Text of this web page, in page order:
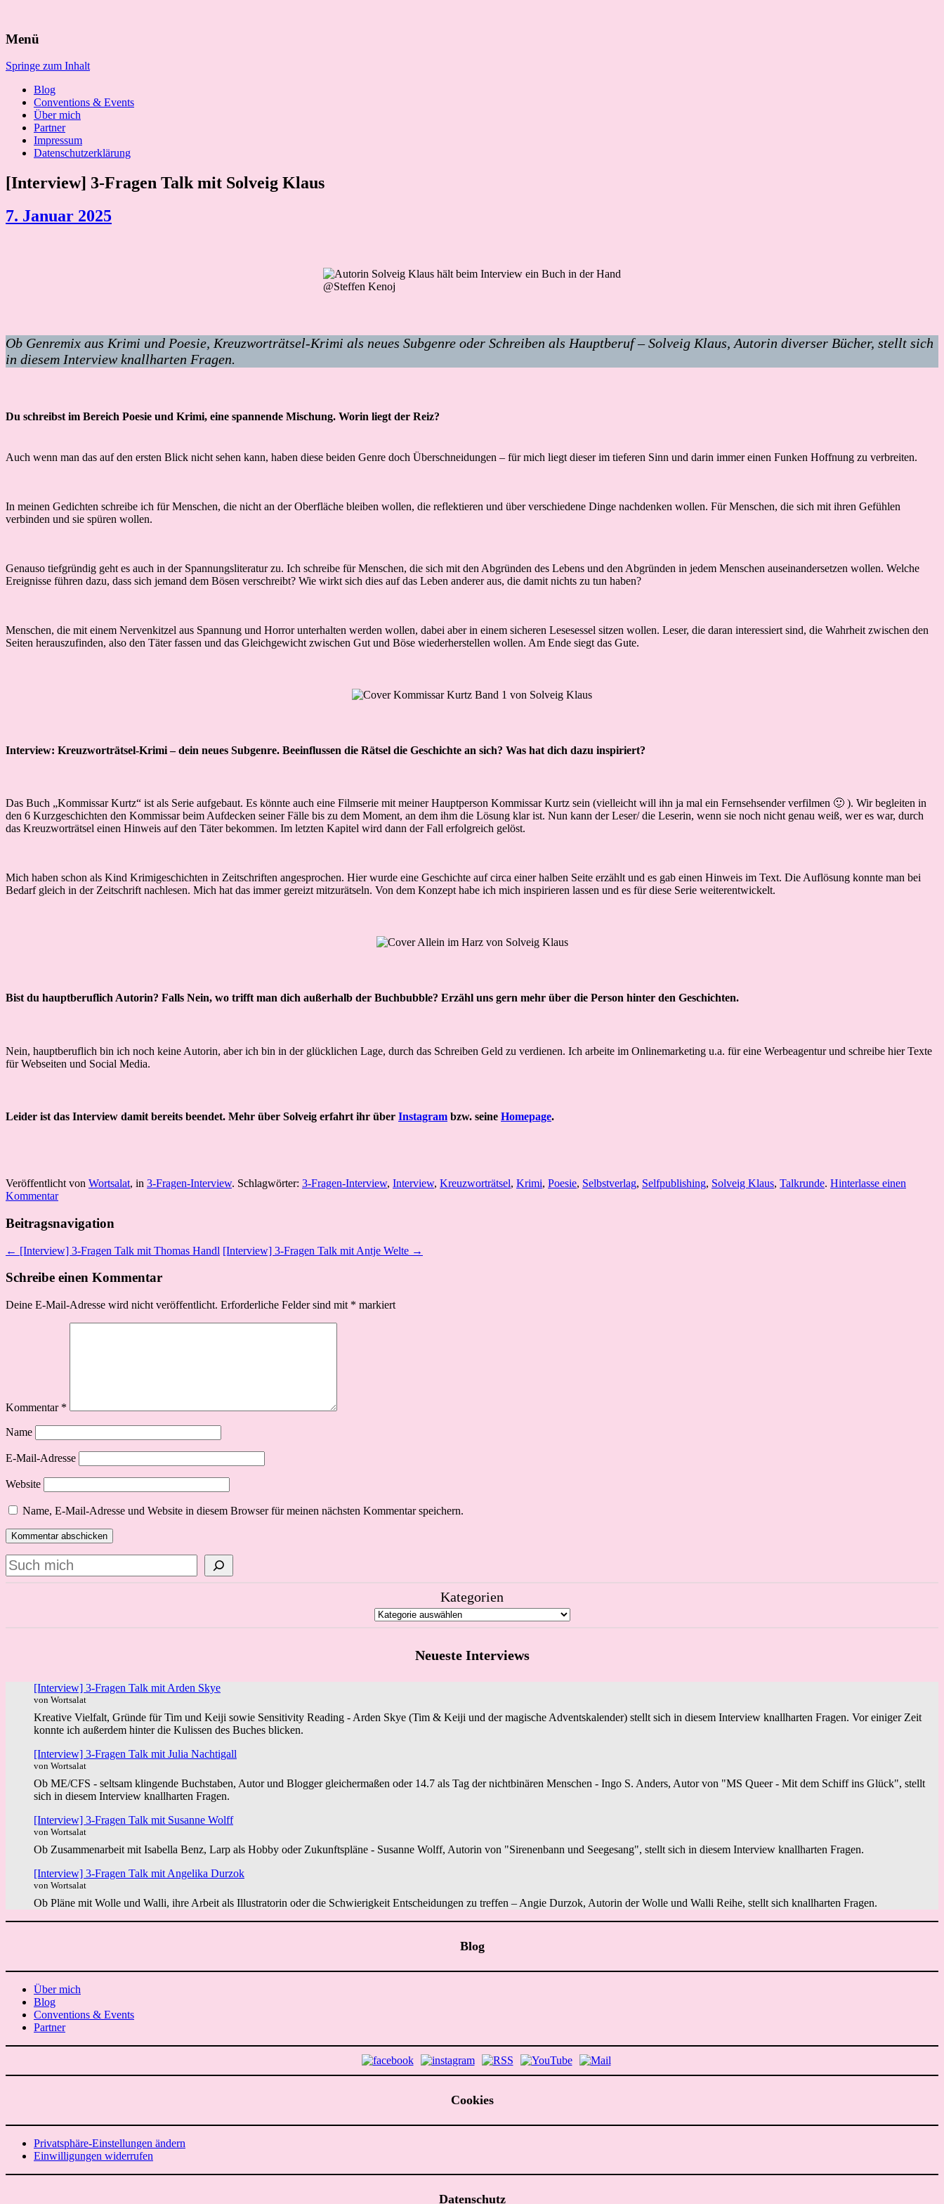
nach:
Menü
Springe zum Inhalt
Blog
Conventions & Events
Über mich
Partner
Impressum
Datenschutzerklärung
[Interview] 3-Fragen Talk mit Solveig Klaus
7. Januar 2025
@Steffen Kenoj
Ob Genremix aus Krimi und Poesie, Kreuzworträtsel-Krimi als neues Subgenre oder Schreiben als Hauptberuf – Solveig Klaus, Autorin diverser Bücher, stellt sich
in diesem Interview knallharten Fragen.
Du schreibst im Bereich Poesie und Krimi, eine spannende Mischung. Worin liegt der Reiz?
Auch wenn man das auf den ersten Blick nicht sehen kann, haben diese beiden Genre doch Überschneidungen – für mich liegt dieser im tieferen Sinn und darin immer einen Funken Hoffnung zu verbreiten.
In meinen Gedichten schreibe ich für Menschen, die nicht an der Oberfläche bleiben wollen, die reflektieren und über verschiedene Dinge nachdenken wollen. Für Menschen, die sich mit ihren Gefühlen
verbinden und sie spüren wollen.
Genauso tiefgründig geht es auch in der Spannungsliteratur zu. Ich schreibe für Menschen, die sich mit den Abgründen des Lebens und den Abgründen in jedem Menschen auseinandersetzen wollen. Welche
Ereignisse führen dazu, dass sich jemand dem Bösen verschreibt? Wie wirkt sich dies auf das Leben anderer aus, die damit nichts zu tun haben?
Menschen, die mit einem Nervenkitzel aus Spannung und Horror unterhalten werden wollen, dabei aber in einem sicheren Lesesessel sitzen wollen. Leser, die daran interessiert sind, die Wahrheit zwischen den
Seiten herauszufinden, also den Täter fassen und das Gleichgewicht zwischen Gut und Böse wiederherstellen wollen. Am Ende siegt das Gute.
Interview: Kreuzworträtsel-Krimi – dein neues Subgenre. Beeinflussen die Rätsel die Geschichte an sich? Was hat dich dazu inspiriert?
Das Buch „Kommissar Kurtz“ ist als Serie aufgebaut. Es könnte auch eine Filmserie mit meiner Hauptperson Kommissar Kurtz sein (vielleicht will ihn ja mal ein Fernsehsender verfilmen 🙂 ). Wir begleiten in
den 6 Kurzgeschichten den Kommissar beim Aufdecken seiner Fälle bis zu dem Moment, an dem ihm die Lösung klar ist. Nun kann der Leser/ die Leserin, wenn sie noch nicht genau weiß, wer es war, durch
das Kreuzworträtsel einen Hinweis auf den Täter bekommen. Im letzten Kapitel wird dann der Fall erfolgreich gelöst.
Mich haben schon als Kind Krimigeschichten in Zeitschriften angesprochen. Hier wurde eine Geschichte auf circa einer halben Seite erzählt und es gab einen Hinweis im Text. Die Auflösung konnte man bei
Bedarf gleich in der Zeitschrift nachlesen. Mich hat das immer gereizt mitzurätseln. Von dem Konzept habe ich mich inspirieren lassen und es für diese Serie weiterentwickelt.
Bist du hauptberuflich Autorin? Falls Nein, wo trifft man dich außerhalb der Buchbubble? Erzähl uns gern mehr über die Person hinter den Geschichten.
Nein, hauptberuflich bin ich noch keine Autorin, aber ich bin in der glücklichen Lage, durch das Schreiben Geld zu verdienen. Ich arbeite im Onlinemarketing u.a. für eine Werbeagentur und schreibe hier Texte
für Webseiten und Social Media.
Leider ist das Interview damit bereits beendet. Mehr über Solveig erfahrt ihr über Instagram bzw. seine Homepage.
Veröffentlicht von Wortsalat, in 3-Fragen-Interview. Schlagwörter: 3-Fragen-Interview, Interview, Kreuzworträtsel, Krimi, Poesie, Selbstverlag, Selfpublishing, Solveig Klaus, Talkrunde. Hinterlasse einen
Kommentar
Beitragsnavigation
← [Interview] 3-Fragen Talk mit Thomas Handl [Interview] 3-Fragen Talk mit Antje Welte →
Schreibe einen Kommentar
Deine E-Mail-Adresse wird nicht veröffentlicht. Erforderliche Felder sind mit * markiert
Kommentar *
Name
E-Mail-Adresse
Website
Name, E-Mail-Adresse und Website in diesem Browser für meinen nächsten Kommentar speichern.
Suchen
Kategorien
Neueste Interviews
[Interview] 3-Fragen Talk mit Arden Skye
von Wortsalat
Kreative Vielfalt, Gründe für Tim und Keiji sowie Sensitivity Reading - Arden Skye (Tim & Keiji und der magische Adventskalender) stellt sich in diesem Interview knallharten Fragen. Vor einiger Zeit
konnte ich außerdem hinter die Kulissen des Buches blicken.
[Interview] 3-Fragen Talk mit Julia Nachtigall
von Wortsalat
Ob ME/CFS - seltsam klingende Buchstaben, Autor und Blogger gleichermaßen oder 14.7 als Tag der nichtbinären Menschen - Ingo S. Anders, Autor von "MS Queer - Mit dem Schiff ins Glück", stellt
sich in diesem Interview knallharten Fragen.
[Interview] 3-Fragen Talk mit Susanne Wolff
von Wortsalat
Ob Zusammenarbeit mit Isabella Benz, Larp als Hobby oder Zukunftspläne - Susanne Wolff, Autorin von "Sirenenbann und Seegesang", stellt sich in diesem Interview knallharten Fragen.
[Interview] 3-Fragen Talk mit Angelika Durzok
von Wortsalat
Ob Pläne mit Wolle und Walli, ihre Arbeit als Illustratorin oder die Schwierigkeit Entscheidungen zu treffen – Angie Durzok, Autorin der Wolle und Walli Reihe, stellt sich knallharten Fragen.
Blog
Über mich
Blog
Conventions & Events
Partner
Cookies
Privatsphäre-Einstellungen ändern
Einwilligungen widerrufen
Datenschutz